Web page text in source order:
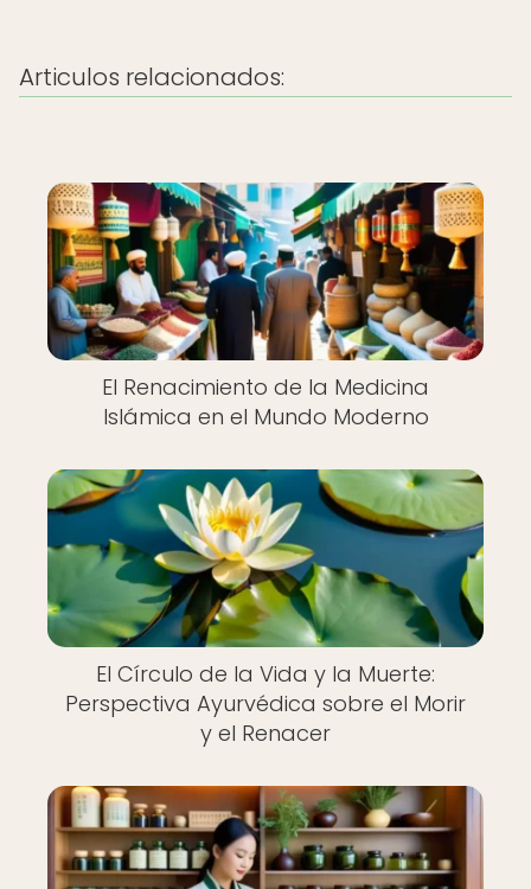
Articulos relacionados:
El Renacimiento de la Medicina
Islámica en el Mundo Moderno
El Círculo de la Vida y la Muerte:
Perspectiva Ayurvédica sobre el Morir
y el Renacer